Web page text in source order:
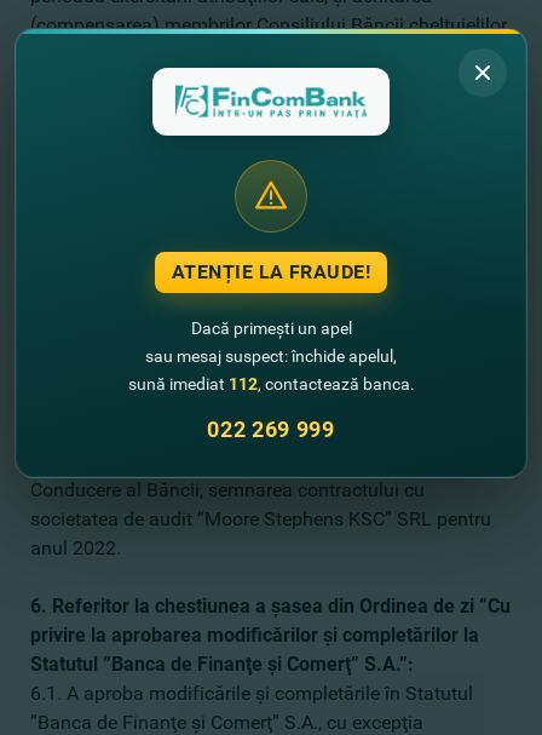
(compensarea) membrilor Consiliului Băncii cheltuielilor
domeniile oricăruia dintre Comitetele de specializate din
care fac parte, achitate conform cheltuielilor de facto
5. Referitor la chestiunea a cincea din Ordinea de zi
”Cu privire la confirmarea Societăţii de audit pentru
efectuarea auditului obligatoriu ordinar al Băncii pentru
anul 2022 şi aprobarea retribuţiei serviciilor prestate”:
5.1. A confirma societatea de audit “Moore Stephens
KSC” SRL pentru efectuarea auditului obligatoriu ordinar
al activităţii financiare ”Banca de Finanţe şi Comerţ”
Conducere al Băncii, semnarea contractului cu
societatea de audit “Moore Stephens KSC” SRL pentru
anul 2022.
6. Referitor la chestiunea a şasea din Ordinea de zi ”Cu
privire la aprobarea modificărilor şi completărilor la
Statutul ”Banca de Finanţe şi Comerţ” S.A.”:
6.1. A aproba modificările şi completările în Statutul
”Banca de Finanţe şi Comerţ” S.A., cu excepţia
ATENȚIE LA FRAUDE!
Dacă primești un apel
sau mesaj suspect: închide apelul,
sună imediat 112, contactează banca.
022 269 999